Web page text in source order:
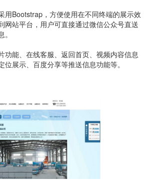
用Bootstrap，方便使用在不同终端的展示效
网站平台，用户可直接通过微信公众号直送
功能、在线客服、返回首页、视频内容信息
位展示、百度分享等推送信息功能等。